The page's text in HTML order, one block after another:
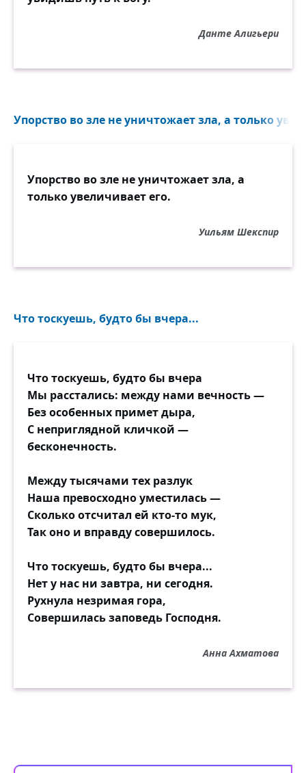
Данте Алигьери
Упорство во зле не уничтожает зла, а только
Упорство во зле не уничтожает зла, а
только увеличивает его.
Уильям Шекспир
Что тоскуешь, будто бы вчера...
Что тоскуешь, будто бы вчера
Мы расстались: между нами вечность —
Без особенных примет дыра,
С неприглядной кличкой —
бесконечность.
Между тысячами тех разлук
Наша превосходно уместилась —
Сколько отсчитал ей кто-то мук,
Так оно и вправду совершилось.
Что тоскуешь, будто бы вчера...
Нет у нас ни завтра, ни сегодня.
Рухнула незримая гора,
Совершилась заповедь Господня.
Анна Ахматова